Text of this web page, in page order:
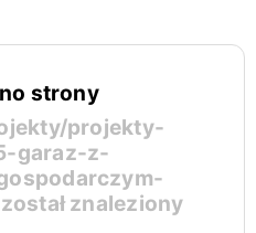
strony
projekty-
garaz-z-
znaleziony